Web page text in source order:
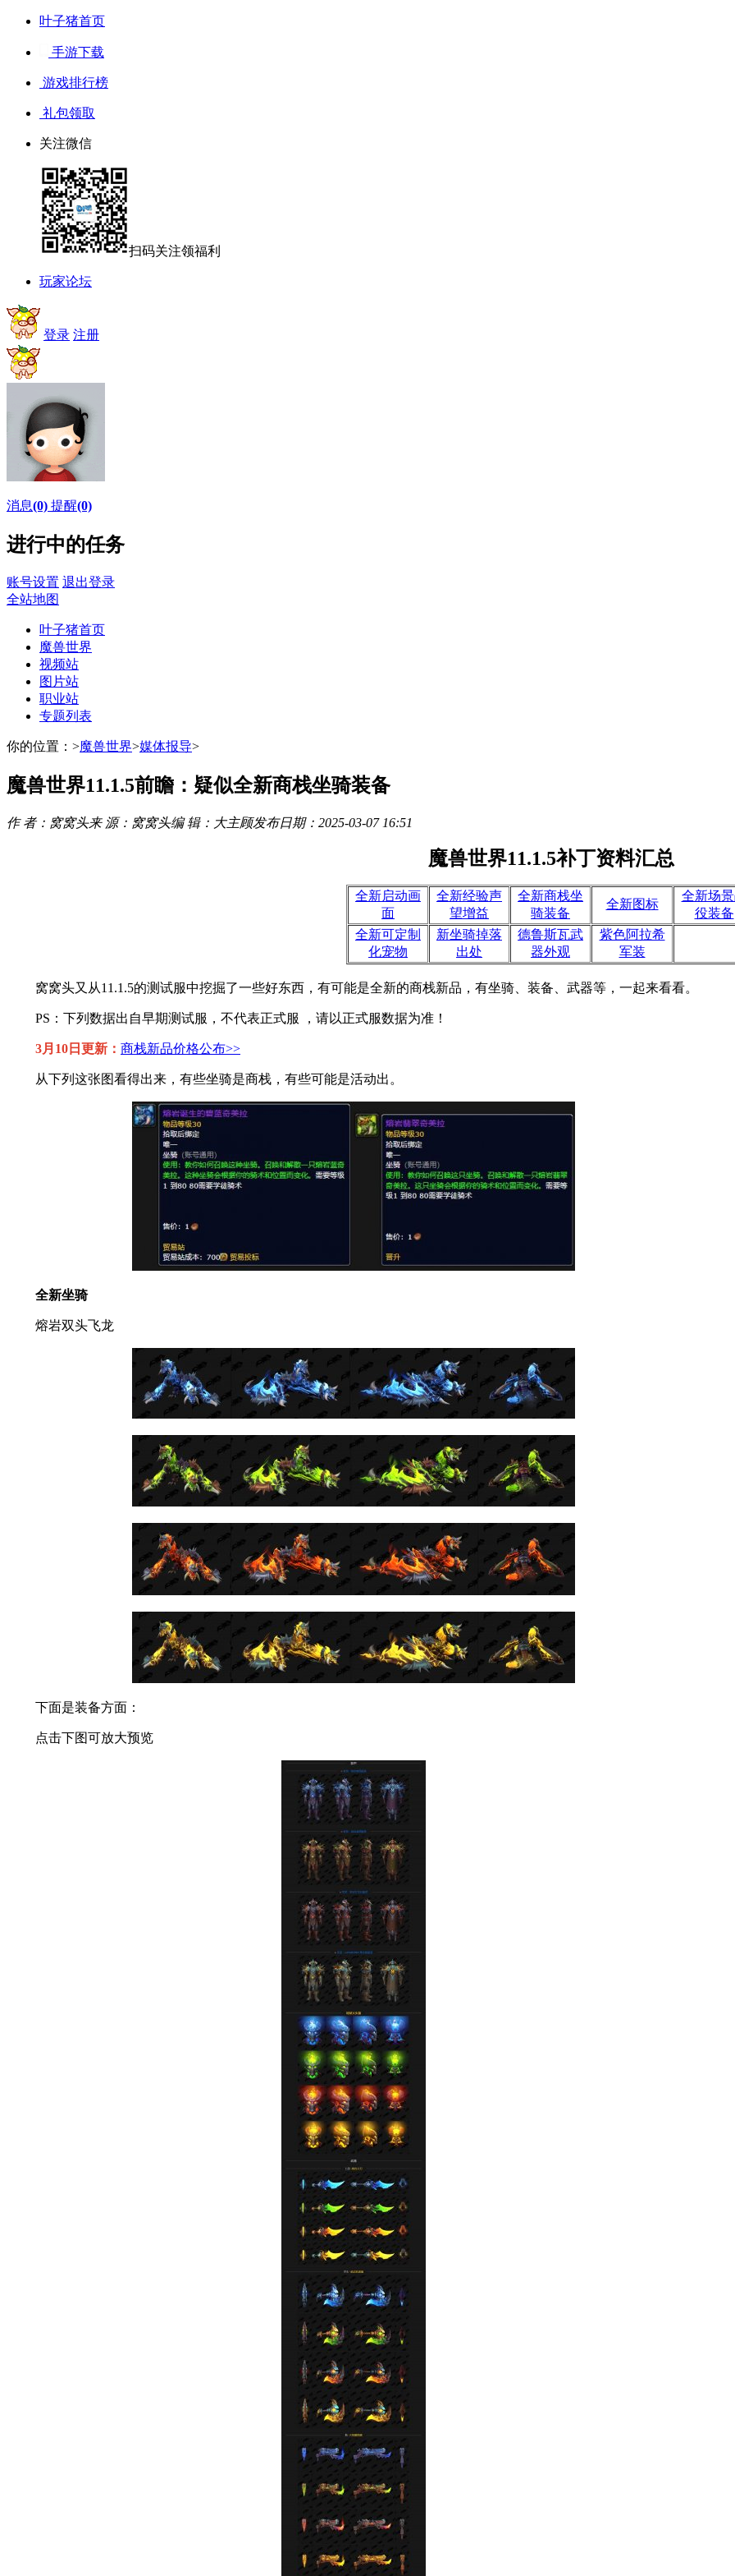
叶子猪首页
手游下载
游戏排行榜
礼包领取
关注微信
扫码关注领福利
玩家论坛
登录 注册
消息(0) 提醒(0)
进行中的任务
账号设置 退出登录
全站地图
叶子猪首页
魔兽世界
视频站
图片站
职业站
专题列表
你的位置： >魔兽世界>媒体报导>
魔兽世界11.1.5前瞻：疑似全新商栈坐骑装备
作 者： 窝窝头来 源： 窝窝头编 辑： 大主顾发布日期： 2025-03-07 16:51
魔兽世界11.1.5补丁资料汇总
全新启动画
面
全新经验声
望增益
全新商栈坐
骑装备
全新图标
全新场
役装备
全新可定制
化宠物
新坐骑掉落
出处
德鲁斯瓦武
器外观
紫色阿拉希
军装
窝窝头又从11.1.5的测试服中挖掘了一些好东西，有可能是全新的商栈新品，有坐骑、装备、武器等，一起来看看。
PS：下列数据出自早期测试服，不代表正式服 ，请以正式服数据为准！
3月10日更新： 商栈新品价格公布>>
从下列这张图看得出来，有些坐骑是商栈，有些可能是活动出。
全新坐骑
熔岩双头飞龙
下面是装备方面：
点击下图可放大预览